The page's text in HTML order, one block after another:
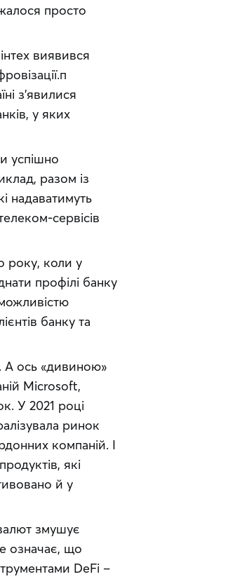
просто
виявився
з’явилися
у яких
успішно
разом із
надаватимуть
сервісів
року, коли у
профілі банку
банку та
ось «дивиною»
Microsoft,
У 2021 році
ринок
компаній. І
які
й у
змушує
означає, що
DeFi –